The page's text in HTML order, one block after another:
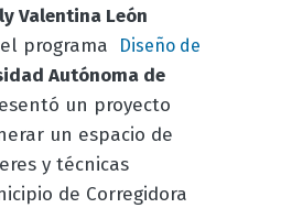
Valentina León
programa
Diseño de
Autónoma de
un proyecto
un espacio de
y técnicas
de Corregidora